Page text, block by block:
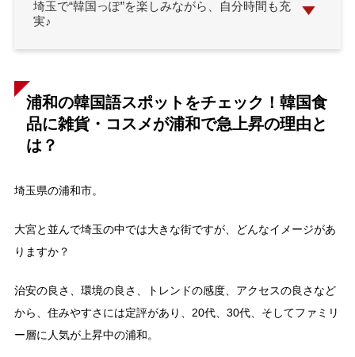
埼玉で“韓国っぽ”を楽しみながら、自分時間も充
実♪
浦和の韓国語スポットをチェック！韓国食
品に雑貨・コスメが浦和で急上昇の理由と
は？
埼玉県の浦和市。
大宮と並んで埼玉の中では大きな街ですが、どんなイメージがあ
りますか？
治安の良さ、環境の良さ、トレンドの感度、アクセスの良さなど
から、住みやすさには定評があり、20代、30代、そしてファミリ
ー層に人気が上昇中の浦和。